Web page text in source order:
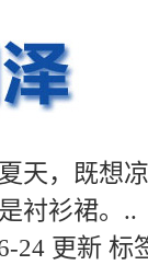
天，既想
衬衫裙。..
24 更新 标